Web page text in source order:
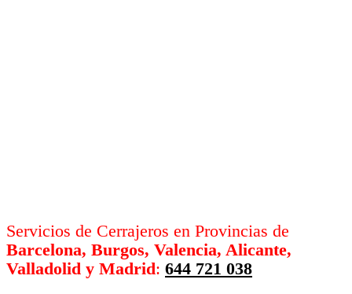
Servicios de Cerrajeros en Provincias de
Barcelona, Burgos, Valencia, Alicante,
Valladolid y Madrid: 644 721 038